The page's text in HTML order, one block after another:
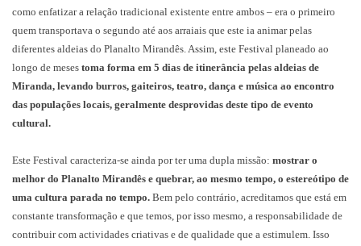
como enfatizar a relação tradicional existente entre ambos – era o primeiro
quem transportava o segundo até aos arraiais que este ia animar pelas
diferentes aldeias do Planalto Mirandês. Assim, este Festival planeado ao
longo de meses toma forma em 5 dias de itinerância pelas aldeias de
Miranda, levando burros, gaiteiros, teatro, dança e música ao encontro
das populações locais, geralmente desprovidas deste tipo de evento
cultural.
Este Festival caracteriza-se ainda por ter uma dupla missão: mostrar o
melhor do Planalto Mirandês e quebrar, ao mesmo tempo, o estereótipo de
uma cultura parada no tempo. Bem pelo contrário, acreditamos que está em
constante transformação e que temos, por isso mesmo, a responsabilidade de
contribuir com actividades criativas e de qualidade que a estimulem. Isso